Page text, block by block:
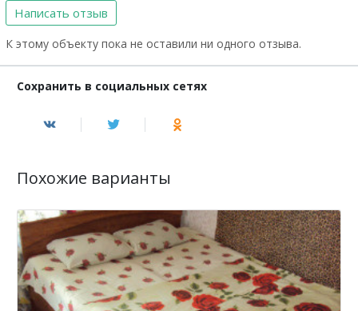
Написать отзыв
К этому объекту пока не оставили ни одного отзыва.
Сохранить в социальных сетях
Похожие варианты